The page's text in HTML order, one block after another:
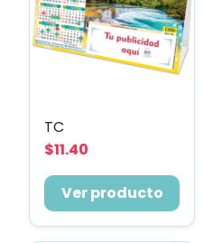
TC
$11.40
Ver producto